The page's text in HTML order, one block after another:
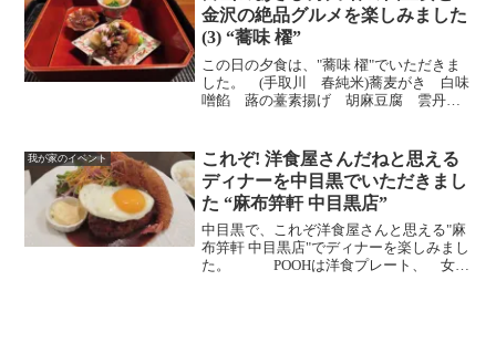
金沢の絶品グルメを楽しみました
(3) “蕎味 櫂”
この日の夕食は、"蕎味 櫂"でいただきま
した。 (手取川 春純米)蕎麦がき 白味
噌餡 蕗の薹素揚げ 胡麻豆腐 雲丹
蛤 能登の磯海苔 かたくり 八寸ホタ
ルイカの沖漬け...
我が家のイベント
これぞ! 洋食屋さんだねと思える
ディナーを中目黒でいただきまし
た “麻布笄軒 中目黒店”
中目黒で、これぞ洋食屋さんと思える"麻
布笄軒 中目黒店"でディナーを楽しみまし
た。 POOHは洋食プレート、 女房